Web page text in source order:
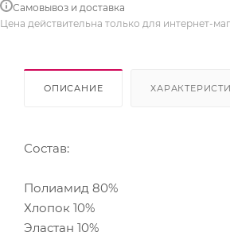
Самовывоз и доставка
Цена действительна только для интернет-
ОПИСАНИЕ
Состав:
Полиамид 80%
Хлопок 10%
Эластан 10%